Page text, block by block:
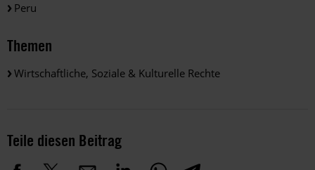
Peru
Themen
Wirtschaftliche, Soziale & Kulturelle Rechte
Teile diesen Beitrag